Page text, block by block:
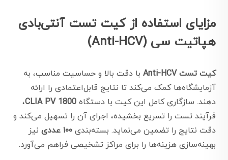
مزایای استفاده از کیت تست آنتی‌بادی
هپاتیت سی (Anti-HCV)
کیت تست Anti-HCV
با دقت بالا و حساسیت مناسب، به
آزمایشگاه‌ها کمک می‌کند تا نتایج قابل‌اعتمادی را ارائه
دهند. سازگاری کامل این کیت با دستگاه CLIA PV 1800،
فرآیند تست را تسریع بخشیده، اجرای آن را تسهیل می‌کند و
دقت نتایج را تضمین می‌نماید. بسته‌بندی ۱۰۰ عددی
نیز
بهینه‌سازی هزینه‌ها را برای مراکز تشخیصی فراهم می‌آورد.